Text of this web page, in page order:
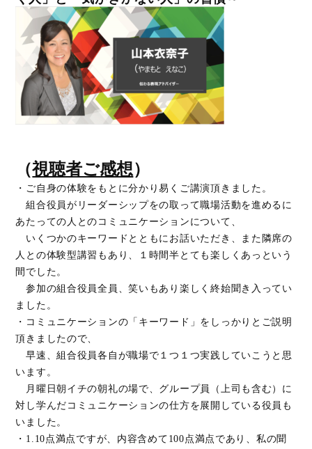
（視聴者ご感想）
・ご自身の体験をもとに分かり易くご講演頂きました。
組合役員がリーダーシップをの取って職場活動を進めるに
あたっての人とのコミュニケーションについて、
いくつかのキーワードとともにお話いただき、また隣席の
人との体験型講習もあり、１時間半とても楽しくあっという
間でした。
参加の組合役員全員、笑いもあり楽しく終始聞き入ってい
ました。
・コミュニケーションの「キーワード」をしっかりとご説明
頂きましたので、
早速、組合役員各自が職場で１つ１つ実践していこうと思
います。
月曜日朝イチの朝礼の場で、グループ員（上司も含む）に
対し学んだコミュニケーションの仕方を展開している役員も
いました。
・1.10点満点ですが、内容含めて100点満点であり、私の聞